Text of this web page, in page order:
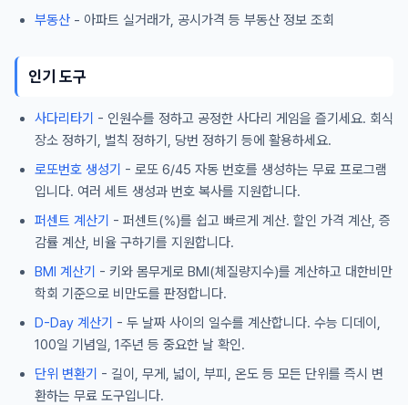
부동산 - 아파트 실거래가, 공시가격 등 부동산 정보 조회
인기 도구
사다리타기 - 인원수를 정하고 공정한 사다리 게임을 즐기세요. 회식
장소 정하기, 벌칙 정하기, 당번 정하기 등에 활용하세요.
로또번호 생성기 - 로또 6/45 자동 번호를 생성하는 무료 프로그램
입니다. 여러 세트 생성과 번호 복사를 지원합니다.
퍼센트 계산기 - 퍼센트(%)를 쉽고 빠르게 계산. 할인 가격 계산, 증
감률 계산, 비율 구하기를 지원합니다.
BMI 계산기 - 키와 몸무게로 BMI(체질량지수)를 계산하고 대한비만
학회 기준으로 비만도를 판정합니다.
D-Day 계산기 - 두 날짜 사이의 일수를 계산합니다. 수능 디데이,
100일 기념일, 1주년 등 중요한 날 확인.
단위 변환기 - 길이, 무게, 넓이, 부피, 온도 등 모든 단위를 즉시 변
환하는 무료 도구입니다.